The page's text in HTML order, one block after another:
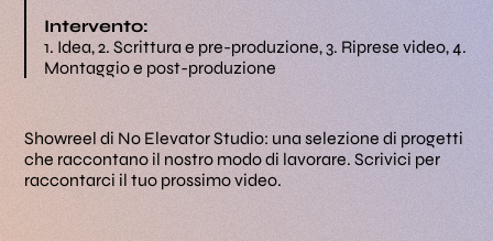
Intervento:
1. Idea, 2. Scrittura e pre-produzione, 3. Riprese video, 4.
Montaggio e post-produzione
Showreel di No Elevator Studio: una selezione di progetti
che raccontano il nostro modo di lavorare. Scrivici per
raccontarci il tuo prossimo video.